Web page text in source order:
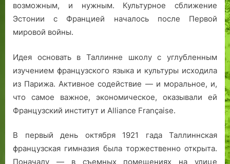
возможным, и нужным. Культурное сближение
Эстонии с Францией началось после Первой
мировой войны.
Идея основать в Таллинне школу с углубленным
изучением французского языка и культуры исходила
из Парижа. Активное содействие — и моральное, и,
что самое важное, экономическое, оказывали ей
Французский институт и Alliance Française.
В первый день октября 1921 гада Таллиннская
французская гимназия была торжественно открыта.
Поначалу — в съемных помещениях на улице